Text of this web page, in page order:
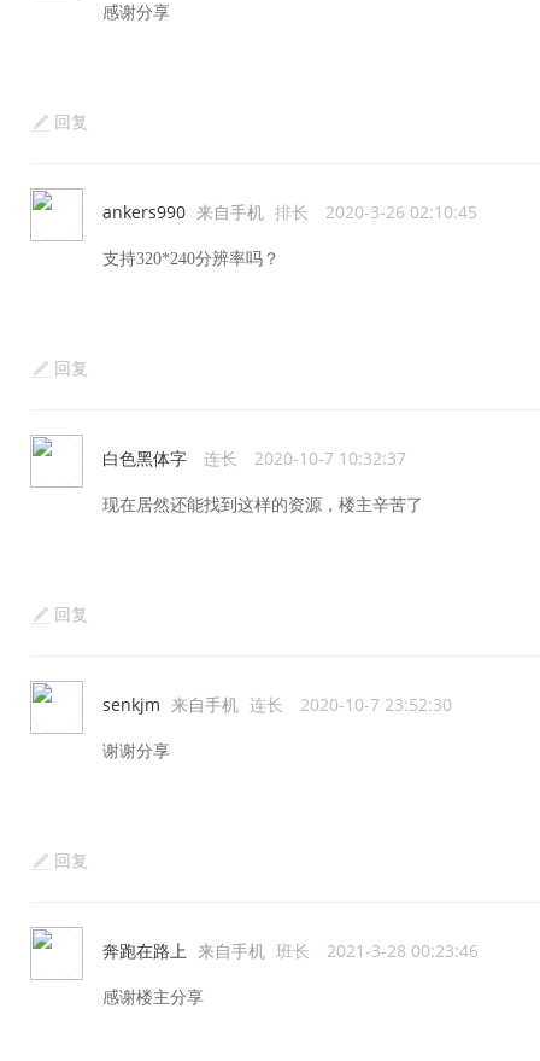
感谢分享
回复
ankers990 来自手机 排长 2020-3-26 02:10:45
支持320*240分辨率吗？
回复
白色黑体字 连长 2020-10-7 10:32:37
现在居然还能找到这样的资源，楼主辛苦了
回复
senkjm 来自手机 连长 2020-10-7 23:52:30
谢谢分享
回复
奔跑在路上 来自手机 班长 2021-3-28 00:23:46
感谢楼主分享